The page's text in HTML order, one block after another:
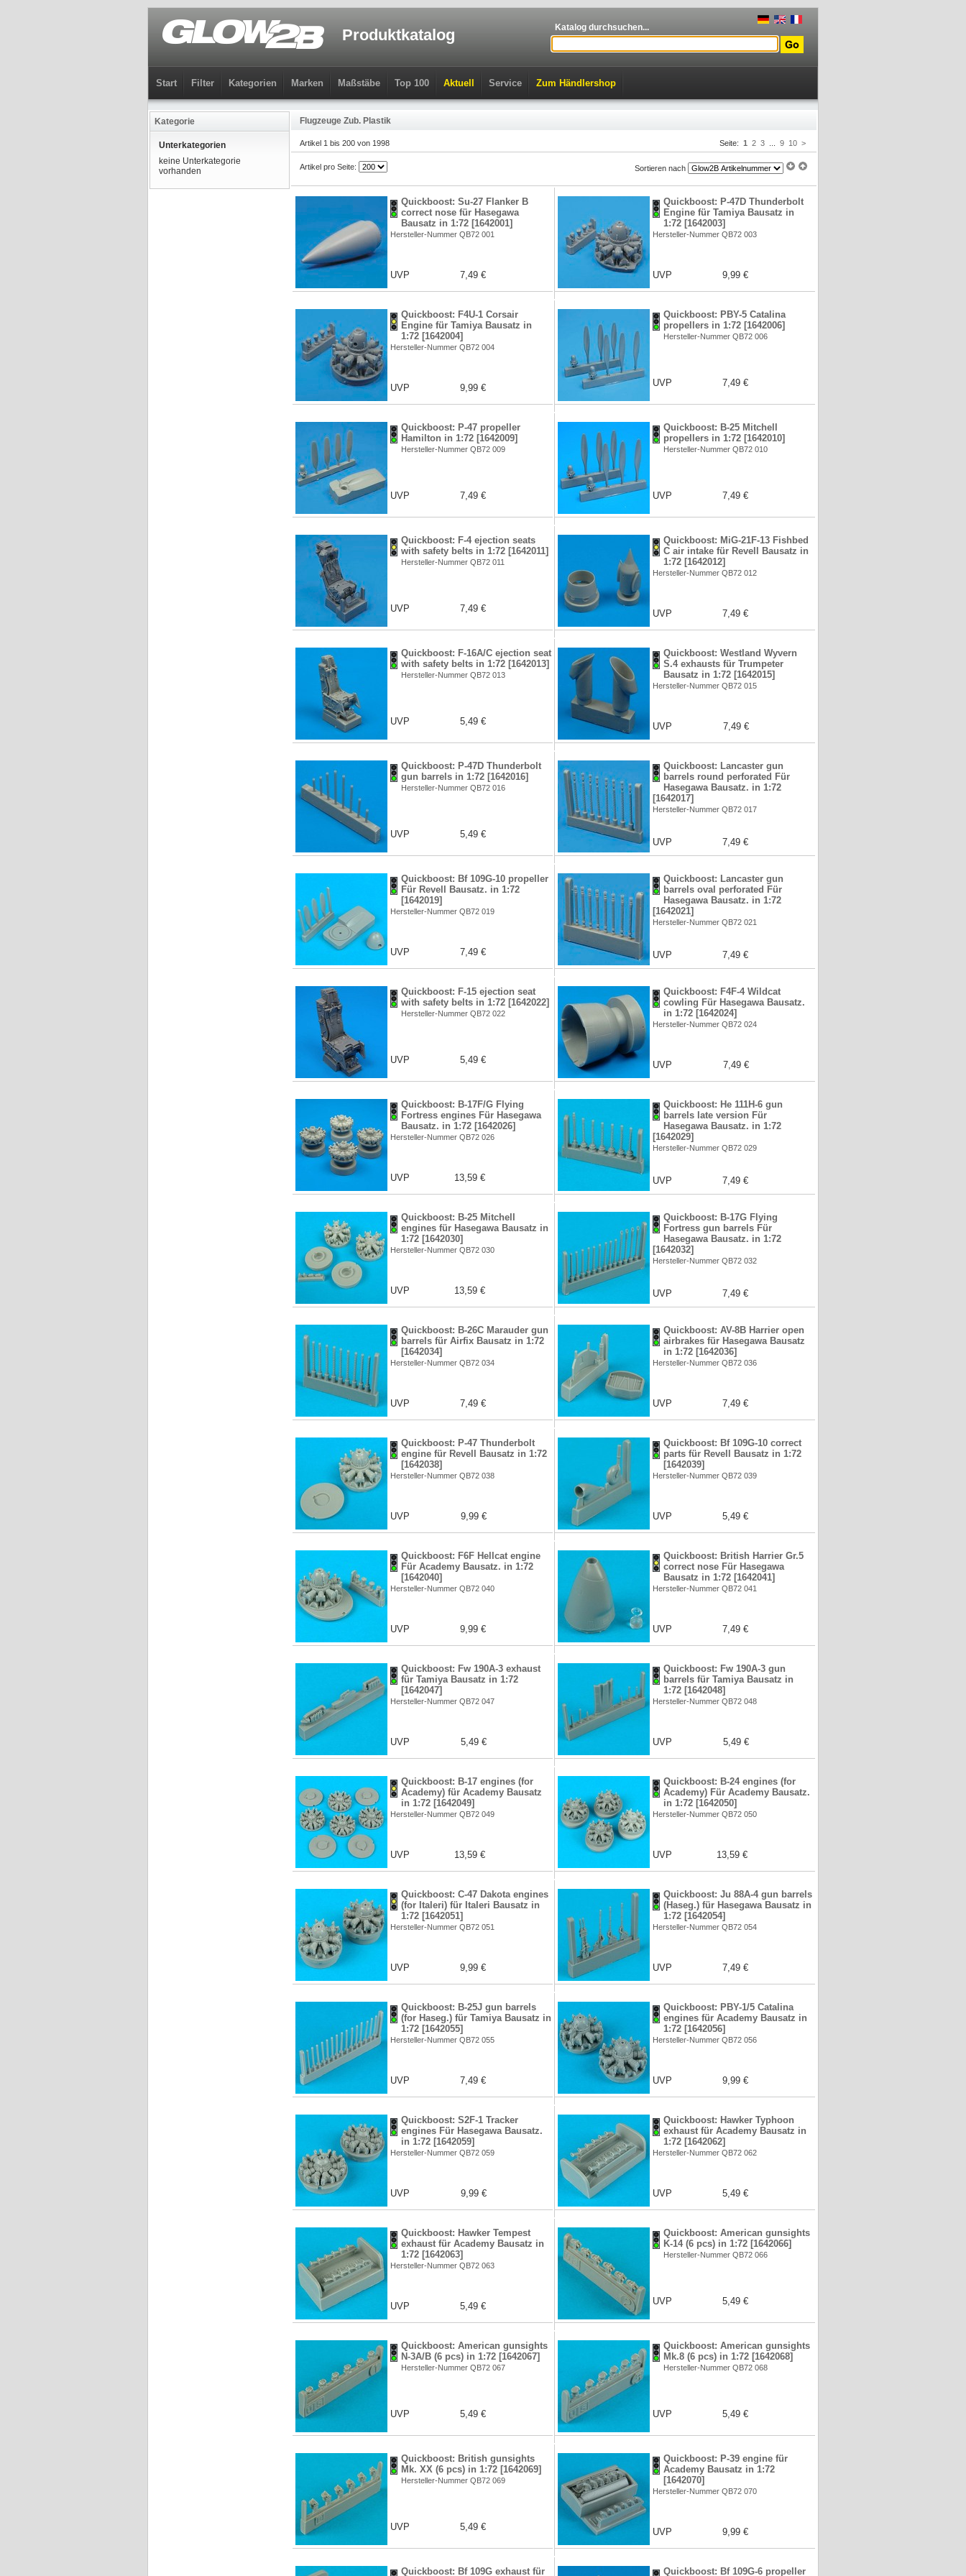
Produktkatalog Katalog durchsuchen...
Start Filter Kategorien Marken Maßstäbe Top 100 Aktuell Service Zum Händlershop
Kategorie
Unterkategorien
keine Unterkategorie
vorhanden
Flugzeuge Zub. Plastik
Seite: 1 2 3 9 10 >
Artikel 1 bis 200 von 1998
Sortieren nach
Artikel pro Seite:
Quickboost: Su-27 Flanker B
correct nose für Hasegawa
Bausatz in 1:72 [1642001]
Hersteller-Nummer QB72 001
UVP 7,49 €
Quickboost: P-47D Thunderbolt
Engine für Tamiya Bausatz in
1:72 [1642003]
Hersteller-Nummer QB72 003
UVP 9,99 €
Quickboost: F4U-1 Corsair
Engine für Tamiya Bausatz in
1:72 [1642004]
Hersteller-Nummer QB72 004
UVP 9,99 €
Quickboost: PBY-5 Catalina
propellers in 1:72 [1642006]
Hersteller-Nummer QB72 006
UVP 7,49 €
Quickboost: P-47 propeller
Hamilton in 1:72 [1642009]
Hersteller-Nummer QB72 009
UVP 7,49 €
Quickboost: B-25 Mitchell
propellers in 1:72 [1642010]
Hersteller-Nummer QB72 010
UVP 7,49 €
Quickboost: F-4 ejection seats
with safety belts in 1:72 [1642011]
Hersteller-Nummer QB72 011
UVP 7,49 €
Quickboost: MiG-21F-13 Fishbed
C air intake für Revell Bausatz in
1:72 [1642012]
Hersteller-Nummer QB72 012
UVP 7,49 €
Quickboost: F-16A/C ejection seat
with safety belts in 1:72 [1642013]
Hersteller-Nummer QB72 013
UVP 5,49 €
Quickboost: Westland Wyvern
S.4 exhausts für Trumpeter
Bausatz in 1:72 [1642015]
Hersteller-Nummer QB72 015
UVP 7,49 €
Quickboost: P-47D Thunderbolt
gun barrels in 1:72 [1642016]
Hersteller-Nummer QB72 016
UVP 5,49 €
Quickboost: Lancaster gun
barrels round perforated Für
Hasegawa Bausatz. in 1:72
[1642017]
Hersteller-Nummer QB72 017
UVP 7,49 €
Quickboost: Bf 109G-10 propeller
Für Revell Bausatz. in 1:72
[1642019]
Hersteller-Nummer QB72 019
UVP 7,49 €
Quickboost: Lancaster gun
barrels oval perforated Für
Hasegawa Bausatz. in 1:72
[1642021]
Hersteller-Nummer QB72 021
UVP 7,49 €
Quickboost: F-15 ejection seat
with safety belts in 1:72 [1642022]
Hersteller-Nummer QB72 022
UVP 5,49 €
Quickboost: F4F-4 Wildcat
cowling Für Hasegawa Bausatz.
in 1:72 [1642024]
Hersteller-Nummer QB72 024
UVP 7,49 €
Quickboost: B-17F/G Flying
Fortress engines Für Hasegawa
Bausatz. in 1:72 [1642026]
Hersteller-Nummer QB72 026
UVP 13,59 €
Quickboost: He 111H-6 gun
barrels late version Für
Hasegawa Bausatz. in 1:72
[1642029]
Hersteller-Nummer QB72 029
UVP 7,49 €
Quickboost: B-25 Mitchell
engines für Hasegawa Bausatz in
1:72 [1642030]
Hersteller-Nummer QB72 030
UVP 13,59 €
Quickboost: B-17G Flying
Fortress gun barrels Für
Hasegawa Bausatz. in 1:72
[1642032]
Hersteller-Nummer QB72 032
UVP 7,49 €
Quickboost: B-26C Marauder gun
barrels für Airfix Bausatz in 1:72
[1642034]
Hersteller-Nummer QB72 034
UVP 7,49 €
Quickboost: AV-8B Harrier open
airbrakes für Hasegawa Bausatz
in 1:72 [1642036]
Hersteller-Nummer QB72 036
UVP 7,49 €
Quickboost: P-47 Thunderbolt
engine für Revell Bausatz in 1:72
[1642038]
Hersteller-Nummer QB72 038
UVP 9,99 €
Quickboost: Bf 109G-10 correct
parts für Revell Bausatz in 1:72
[1642039]
Hersteller-Nummer QB72 039
UVP 5,49 €
Quickboost: F6F Hellcat engine
Für Academy Bausatz. in 1:72
[1642040]
Hersteller-Nummer QB72 040
UVP 9,99 €
Quickboost: British Harrier Gr.5
correct nose Für Hasegawa
Bausatz in 1:72 [1642041]
Hersteller-Nummer QB72 041
UVP 7,49 €
Quickboost: Fw 190A-3 exhaust
für Tamiya Bausatz in 1:72
[1642047]
Hersteller-Nummer QB72 047
UVP 5,49 €
Quickboost: Fw 190A-3 gun
barrels für Tamiya Bausatz in
1:72 [1642048]
Hersteller-Nummer QB72 048
UVP 5,49 €
Quickboost: B-17 engines (for
Academy) für Academy Bausatz
in 1:72 [1642049]
Hersteller-Nummer QB72 049
UVP 13,59 €
Quickboost: B-24 engines (for
Academy) Für Academy Bausatz.
in 1:72 [1642050]
Hersteller-Nummer QB72 050
UVP 13,59 €
Quickboost: C-47 Dakota engines
(for Italeri) für Italeri Bausatz in
1:72 [1642051]
Hersteller-Nummer QB72 051
UVP 9,99 €
Quickboost: Ju 88A-4 gun barrels
(Haseg.) für Hasegawa Bausatz in
1:72 [1642054]
Hersteller-Nummer QB72 054
UVP 7,49 €
Quickboost: B-25J gun barrels
(for Haseg.) für Tamiya Bausatz in
1:72 [1642055]
Hersteller-Nummer QB72 055
UVP 7,49 €
Quickboost: PBY-1/5 Catalina
engines für Academy Bausatz in
1:72 [1642056]
Hersteller-Nummer QB72 056
UVP 9,99 €
Quickboost: S2F-1 Tracker
engines Für Hasegawa Bausatz.
in 1:72 [1642059]
Hersteller-Nummer QB72 059
UVP 9,99 €
Quickboost: Hawker Typhoon
exhaust für Academy Bausatz in
1:72 [1642062]
Hersteller-Nummer QB72 062
UVP 5,49 €
Quickboost: Hawker Tempest
exhaust für Academy Bausatz in
1:72 [1642063]
Hersteller-Nummer QB72 063
UVP 5,49 €
Quickboost: American gunsights
K-14 (6 pcs) in 1:72 [1642066]
Hersteller-Nummer QB72 066
UVP 5,49 €
Quickboost: American gunsights
N-3A/B (6 pcs) in 1:72 [1642067]
Hersteller-Nummer QB72 067
UVP 5,49 €
Quickboost: American gunsights
Mk.8 (6 pcs) in 1:72 [1642068]
Hersteller-Nummer QB72 068
UVP 5,49 €
Quickboost: British gunsights
Mk. XX (6 pcs) in 1:72 [1642069]
Hersteller-Nummer QB72 069
UVP 5,49 €
Quickboost: P-39 engine für
Academy Bausatz in 1:72
[1642070]
Hersteller-Nummer QB72 070
UVP 9,99 €
Quickboost: Bf 109G exhaust für Quickboost: Bf 109G-6 propeller